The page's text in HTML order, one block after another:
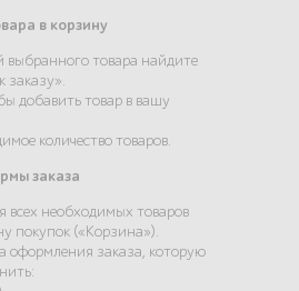
в корзину
выбранного товара найдите
заказу».
добавить товар в вашу
количество товаров.
заказа
всех необходимых товаров
покупок («Корзина»).
оформления заказа, которую